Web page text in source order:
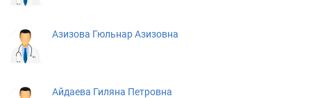
Азизова Гюльнар Азизовна
Айдаева Гиляна Петровна